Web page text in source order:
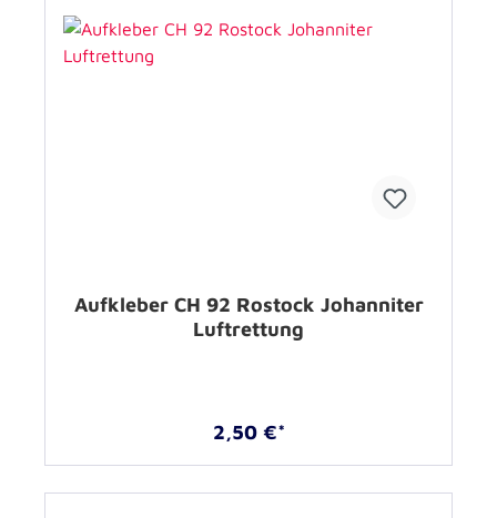
Aufkleber CH 92 Rostock Johanniter
Luftrettung
2,50 €*